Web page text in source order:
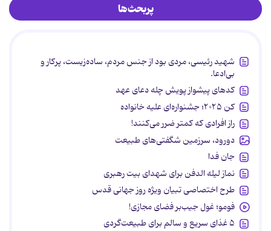
پربحث‌ها
شهید رئیسی، مردی بود از جنس مردم، ساده‌زیست، پرکار و
بی‌ادعا.
کدهای پیشواز پویش چله دعای عهد
کن ۲۰۲۵؛ جشنواره‌ای علیه خانواده
راز افرادی که کمتر ضرر می‌کنند!
دورود، سرزمین شگفتی‌های طبیعت
جان فدا
نماز لیله الدفن برای شهدای بیت رهبری
طرح اختصاصی تبیان ویژه روز جهانی قدس
فومو؛ غول جیب‌بر فضای مجازی!
۵ غذای سریع و سالم برای طبیعت‌گردی